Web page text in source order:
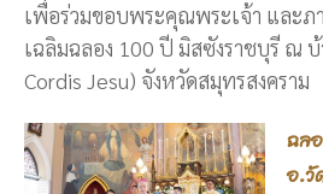
เพื่อร่วมขอบพระคุณพระเจ้า และภ
เฉลิมฉลอง 100 ปี มิสซังราชบุรี ณ
Cordis Jesu) จังหวัดสมุทรสงคราม
ฉล
อ.วั